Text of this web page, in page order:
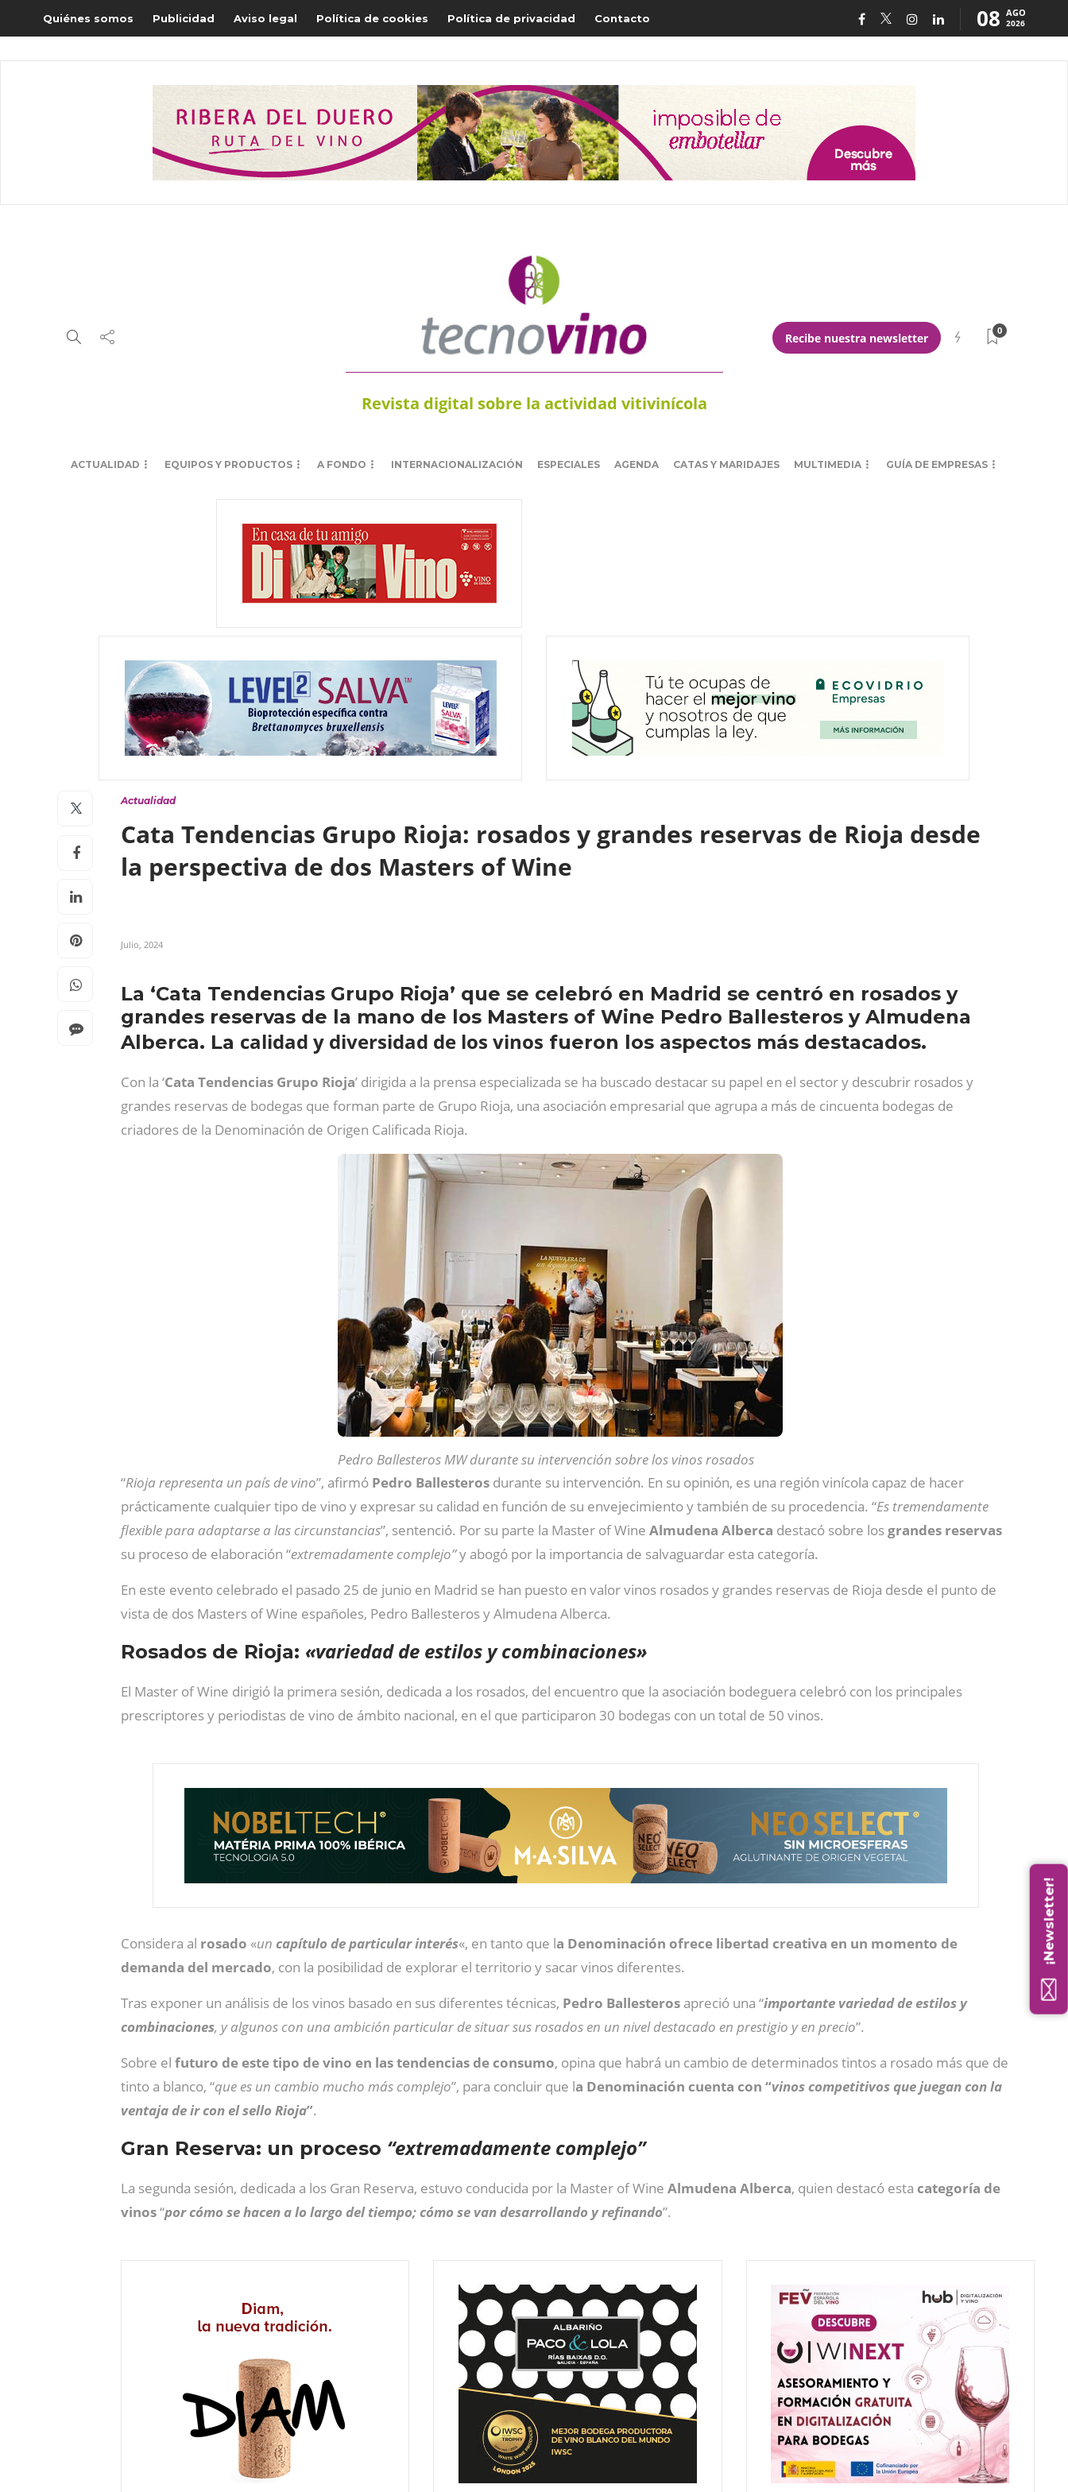
Quiénes somos Publicidad Aviso legal Política de cookies Política de privacidad Contacto 08 AGO
2026
Revista digital sobre la actividad vitivinícola
Recibe nuestra newsletter
0
ACTUALIDAD EQUIPOS Y PRODUCTOS A FONDO INTERNACIONALIZACIÓN ESPECIALES AGENDA CATAS Y MARIDAJES MULTIMEDIA GUÍA DE EMPRESAS
Actualidad
Cata Tendencias Grupo Rioja: rosados y grandes reservas de Rioja desde
la perspectiva de dos Masters of Wine
Julio, 2024
La ‘Cata Tendencias Grupo Rioja’ que se celebró en Madrid se centró en rosados y
grandes reservas de la mano de los Masters of Wine Pedro Ballesteros y Almudena
Alberca. La calidad y diversidad de los vinos fueron los aspectos más destacados.
Con la ‘Cata Tendencias Grupo Rioja’ dirigida a la prensa especializada se ha buscado destacar su papel en el sector y descubrir rosados y
grandes reservas de bodegas que forman parte de Grupo Rioja, una asociación empresarial que agrupa a más de cincuenta bodegas de
criadores de la Denominación de Origen Calificada Rioja.
Pedro Ballesteros MW durante su intervención sobre los vinos rosados
“Rioja representa un país de vino”, afirmó Pedro Ballesteros durante su intervención. En su opinión, es una región vinícola capaz de hacer
prácticamente cualquier tipo de vino y expresar su calidad en función de su envejecimiento y también de su procedencia. “Es tremendamente
flexible para adaptarse a las circunstancias”, sentenció. Por su parte la Master of Wine Almudena Alberca destacó sobre los grandes reservas
su proceso de elaboración “extremadamente complejo”y abogó por la importancia de salvaguardar esta categoría.
En este evento celebrado el pasado 25 de junio en Madrid se han puesto en valor vinos rosados y grandes reservas de Rioja desde el punto de
vista de dos Masters of Wine españoles, Pedro Ballesteros y Almudena Alberca.
Rosados de Rioja: «variedad de estilos y combinaciones»
El Master of Wine dirigió la primera sesión, dedicada a los rosados, del encuentro que la asociación bodeguera celebró con los principales
prescriptores y periodistas de vino de ámbito nacional, en el que participaron 30 bodegas con un total de 50 vinos.
Considera al rosado «un capítulo de particular interés«, en tanto que la Denominación ofrece libertad creativa en un momento de
demanda del mercado, con la posibilidad de explorar el territorio y sacar vinos diferentes.
Tras exponer un análisis de los vinos basado en sus diferentes técnicas, Pedro Ballesteros apreció una “importante variedad de estilos y
combinaciones, y algunos con una ambición particular de situar sus rosados en un nivel destacado en prestigio y en precio”.
Sobre el futuro de este tipo de vino en las tendencias de consumo, opina que habrá un cambio de determinados tintos a rosado más que de
tinto a blanco, “que es un cambio mucho más complejo”, para concluir que la Denominación cuenta con “vinos competitivos que juegan con la
ventaja de ir con el sello Rioja”.
Gran Reserva: un proceso “extremadamente complejo”
La segunda sesión, dedicada a los Gran Reserva, estuvo conducida por la Master of Wine Almudena Alberca, quien destacó esta categoría de
vinos“por cómo se hacen a lo largo del tiempo; cómo se van desarrollando y refinando”.
¡Newsletter!